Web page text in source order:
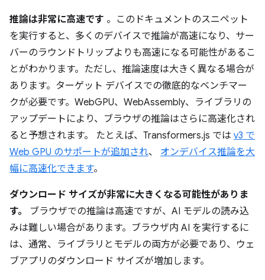
推論は非常に高速です 。このドキュメントのスニペット
を実行すると、多くのデバイスで推論が高速になり、サー
バーのラウンドトリップよりも高速になる可能性があるこ
とがわかります。ただし、推論速度は大きく異なる場合が
あります。ターゲット デバイスでの徹底的なベンチマー
クが必要です。WebGPU、WebAssembly、ライブラリの
アップデートにより、ブラウザの推論はさらに高速化され
ると予想されます。 たとえば、Transformers.js では v3 で
Web GPU のサポートが追加され、 オンデバイス推論を大
幅に高速化できます。
ダウンロード サイズが非常に大きくなる可能性がありま
す。 ブラウザでの推論は高速ですが、AI モデルの読み込
みは難しい場合があります。ブラウザ内 AI を実行するに
は、通常、ライブラリとモデルの両方が必要であり、ウェ
ブアプリのダウンロード サイズが増加します。